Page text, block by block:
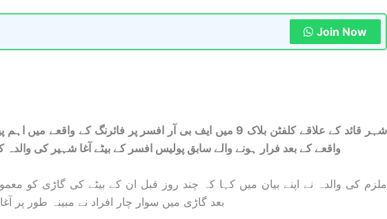
Join Now
شہر قائد کے علاقے کلفٹن بلاک 9 میں ایف بی آر افسر پر فائرنگ کے
واقعے کے بعد فرار ہونے والے سابق پولیس افسر کے بیٹے آغا شہیر کی والدہ
ملزم کی والدہ نے اپنے بیان میں کہا کہ چند روز قبل ان کے بیٹے کی گاڑی کو
بعد گاڑی میں سوار چار افراد نے مبینہ طور پر